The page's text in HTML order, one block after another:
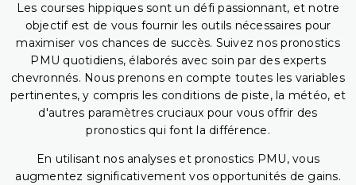
Les courses hippiques sont un défi passionnant, et notre
objectif est de vous fournir les outils nécessaires pour
maximiser vos chances de succès. Suivez nos pronostics
PMU quotidiens, élaborés avec soin par des experts
chevronnés. Nous prenons en compte toutes les variables
pertinentes, y compris les conditions de piste, la météo, et
d'autres paramètres cruciaux pour vous offrir des
pronostics qui font la différence.
En utilisant nos analyses et pronostics PMU, vous
augmentez significativement vos opportunités de gains.